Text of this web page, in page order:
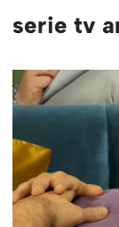
serie tv